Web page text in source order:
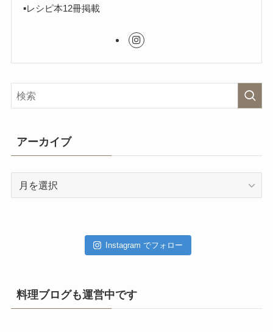
▪︎レシピ本12冊掲載
アーカイブ
Instagram でフォロー
料理ブログも運営中です